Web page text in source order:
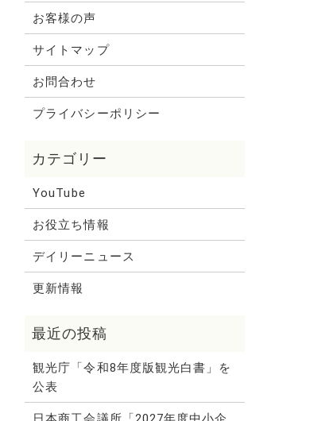
お客様の声
サイトマップ
お問合わせ
プライバシーポリシー
YouTube
お役立ち情報
デイリーニュース
更新情報
観光庁「令和8年度版観光白書」を
公表